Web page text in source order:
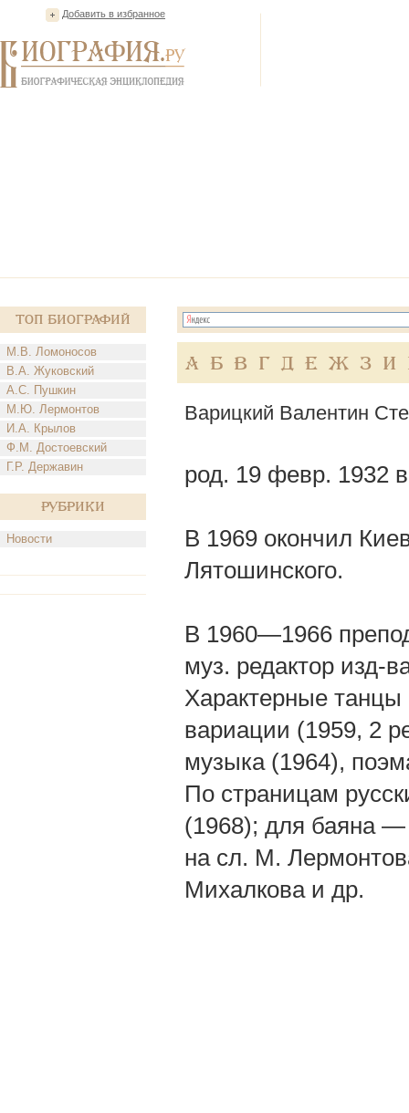
Добавить в избранное
Топ Биографий
М.В. Ломоносов
В.А. Жуковский
А.С. Пушкин
М.Ю. Лермонтов
И.А. Крылов
Ф.М. Достоевский
Г.Р. Державин
Рубрики
Новости
А Б В Г Д Е Ж З И
Варицкий Валентин
род. 19 февр. 1932
В 1969 окончил
Лятошинского.
В 1960—1966
муз. редактор
Характерные
вариации (1959, 2
музыка (1964),
По страницам
(1968); для баяна —
на сл. М.
Михалкова и др.